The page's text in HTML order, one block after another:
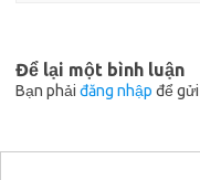
Để lại một bình luận
Bạn phải đăng nhập để